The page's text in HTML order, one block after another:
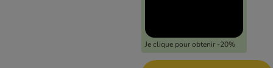
Je clique pour obtenir -20%